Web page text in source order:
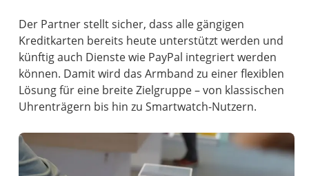
Der Partner stellt sicher, dass alle gängigen
Kreditkarten bereits heute unterstützt werden und
künftig auch Dienste wie PayPal integriert werden
können. Damit wird das Armband zu einer flexiblen
Lösung für eine breite Zielgruppe – von klassischen
Uhrenträgern bis hin zu Smartwatch-Nutzern.